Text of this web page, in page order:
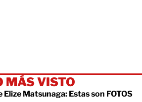
MÁS VISTO
Elize Matsunaga: Estas son FOTOS